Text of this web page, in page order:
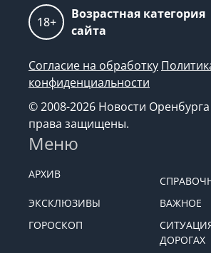
18+
Возрастная категория
сайта
Согласие на обработку
конфиденциальности
© 2008-2026 Новости
права защищены.
Меню
АРХИВ
ЭКСКЛЮЗИВЫ
ВАЖНОЕ
ГОРОСКОП
ДОРОГАХ